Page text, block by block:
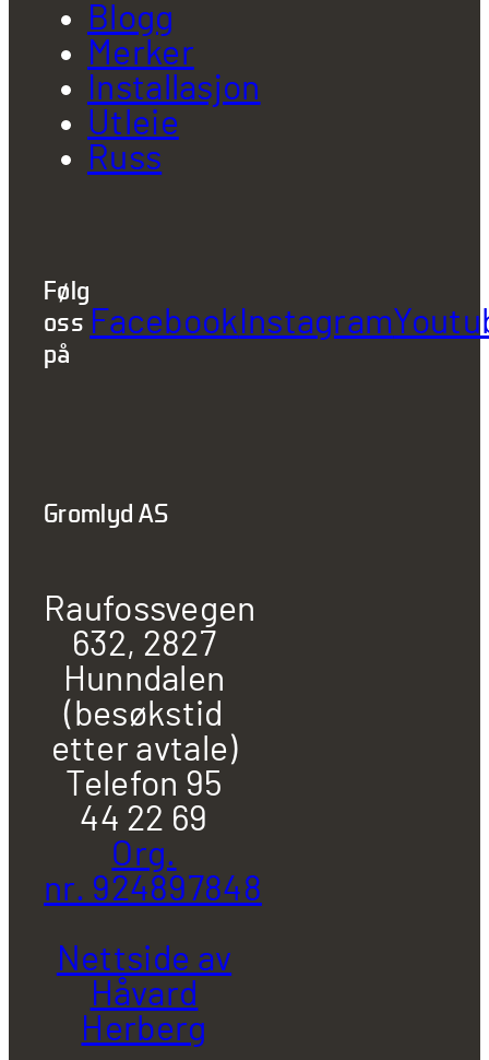
Blogg
Merker
Installasjon
Utleie
Russ
Følg
oss
på
Facebook Instagram
Gromlyd AS
Raufossvegen
632, 2827
Hunndalen
(besøkstid
etter avtale)
Telefon 95
44 22 69
Org.
nr. 924897848
Nettside av
Håvard
Herberg